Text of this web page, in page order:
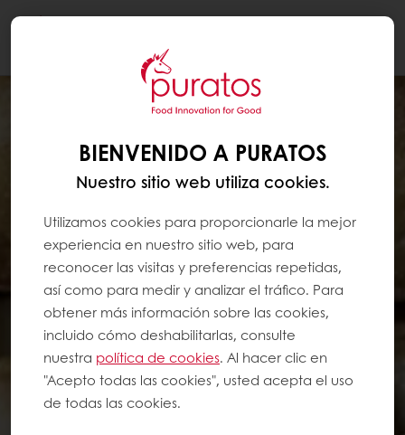
BIENVENIDO A PURATOS
Nuestro sitio web utiliza cookies.
Utilizamos cookies para proporcionarle la mejor
experiencia en nuestro sitio web, para
reconocer las visitas y preferencias repetidas,
así como para medir y analizar el tráfico. Para
obtener más información sobre las cookies,
incluido cómo deshabilitarlas, consulte
nuestra política de cookies. Al hacer clic en
"Acepto todas las cookies", usted acepta el uso
de todas las cookies.